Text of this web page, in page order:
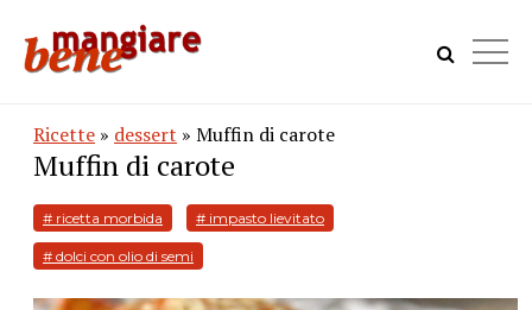
Ricette » dessert » Muffin di carote
Muffin di carote
# ricetta morbida # impasto lievitato
# dolci con olio di semi